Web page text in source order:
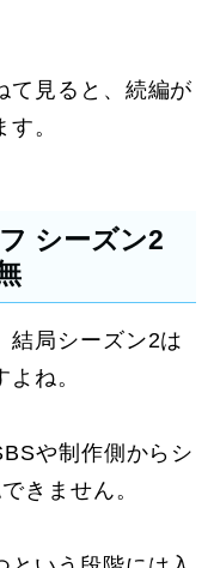
て見ると、続編が
。
シーズン2
結局シーズン2は
ね。
や制作側からシ
きません。